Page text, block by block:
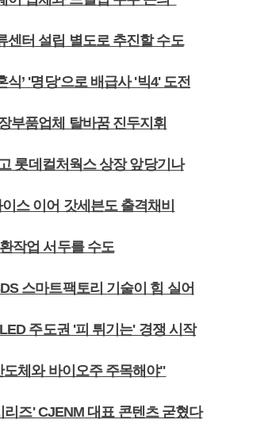
센터 설립 별도로 추진할 수도
’ '명당'으로 배급사 '빅4' 도전
부품업체 탈바꿈 진두지휘
롯데컬처웍스 상장 앞당기나
스 이어 갓세븐도 출격채비
작업 서두를 수도
스마트팩토리 기술이 힘 실어
주도권 '피 튀기는' 경쟁 시작
체와 바이오주 주목해야"
즈' CJENM 대표 콘텐츠 굳혔다